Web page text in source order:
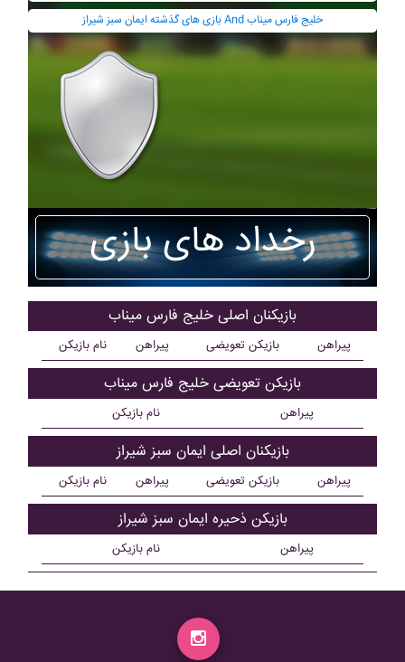
بازی های گذشته ايمان سبز شيراز And خليج فارس ميناب
رخداد های بازی
بازیکنان اصلی خليج فارس ميناب
نام بازیکن پیراهن بازیکن تعویضی پیراهن
بازیکن تعویضی خليج فارس ميناب
نام بازیکن پیراهن
بازیکنان اصلی ايمان سبز شيراز
نام بازیکن پیراهن بازیکن تعویضی پیراهن
بازیکن ذحیره ايمان سبز شيراز
نام بازیکن پیراهن